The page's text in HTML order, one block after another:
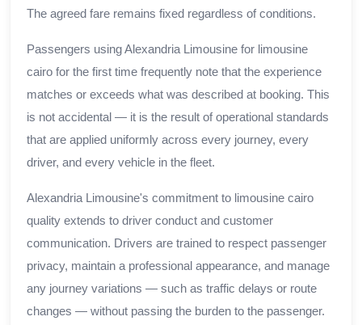
The agreed fare remains fixed regardless of conditions.
Passengers using Alexandria Limousine for limousine
cairo for the first time frequently note that the experience
matches or exceeds what was described at booking. This
is not accidental — it is the result of operational standards
that are applied uniformly across every journey, every
driver, and every vehicle in the fleet.
Alexandria Limousine's commitment to limousine cairo
quality extends to driver conduct and customer
communication. Drivers are trained to respect passenger
privacy, maintain a professional appearance, and manage
any journey variations — such as traffic delays or route
changes — without passing the burden to the passenger.